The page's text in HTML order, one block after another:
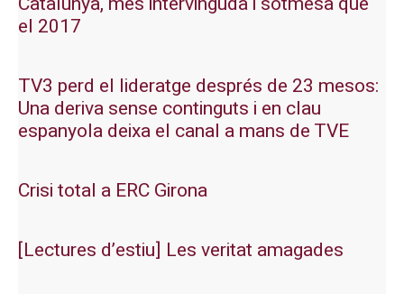
el 2017
TV3 perd el lideratge després de 23 mesos:
Una deriva sense continguts i en clau
espanyola deixa el canal a mans de TVE
Crisi total a ERC Girona
[Lectures d’estiu] Les veritat amagades